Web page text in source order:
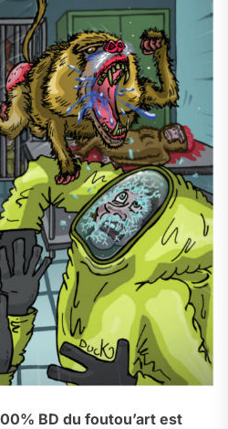
BD du foutou’art est